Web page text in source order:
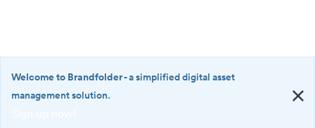
Welcome to Brandfolder- a simplified digital asset
management solution.